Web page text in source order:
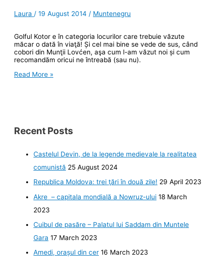
Laura /19 August 2014 / Muntenegru
Golful Kotor e în categoria locurilor care trebuie văzute
măcar o dată în viaţă! Și cel mai bine se vede de sus, când
cobori din Munţii Lovćen, aşa cum l-am văzut noi și cum
recomandăm oricui ne întreabă (sau nu).
Kotor:
dată-
n
Read More »
Recent Posts
Castelul Devin, de la legende medievale la realitatea
comunistă 25 August 2024
Republica Moldova: trei ţări în două zile! 29 April 2023
Akre – capitala mondială a Nowruz-ului 18 March
2023
Cuibul de pasăre – Palatul lui Saddam din Muntele
Gara 17 March 2023
Amedi, orașul din cer 16 March 2023